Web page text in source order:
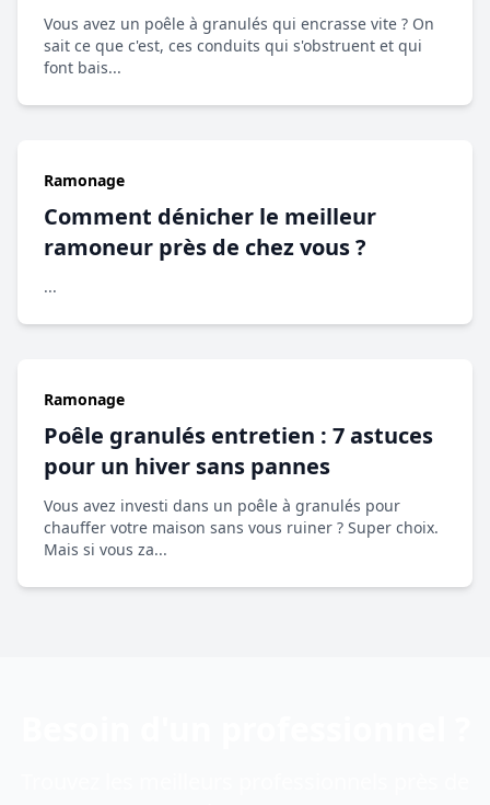
Vous avez un poêle à granulés qui encrasse vite ? On
sait ce que c'est, ces conduits qui s'obstruent et qui
font bais...
Ramonage
Comment dénicher le meilleur
ramoneur près de chez vous ?
...
Ramonage
Poêle granulés entretien : 7 astuces
pour un hiver sans pannes
Vous avez investi dans un poêle à granulés pour
chauffer votre maison sans vous ruiner ? Super choix.
Mais si vous za...